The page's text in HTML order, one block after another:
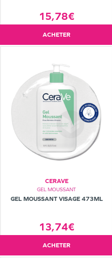
15,78€
ACHETER
CERAVE
GEL MOUSSANT
GEL MOUSSANT VISAGE 473ML
13,74€
ACHETER